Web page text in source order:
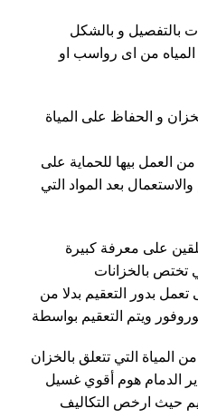
بالتفصيل و بالشكل
من اى رواسب او
و الحفاظ على المياة
العمل بيها للحماية على
بعد المواد التي
على معرفة كبيرة
تختص بالخزانات
بدور التعقيم بدلا من
ويتم التعقيم بواسطة
التي تتعلق بالخزان
الدمام هوم أقوي غسيل
حيث ارخص التكاليف